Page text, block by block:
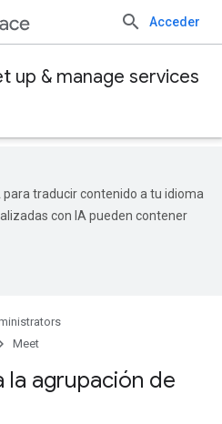
Acceder
up & manage services
traducir contenido a tu idioma
con IA pueden contener
Meet
la agrupación de